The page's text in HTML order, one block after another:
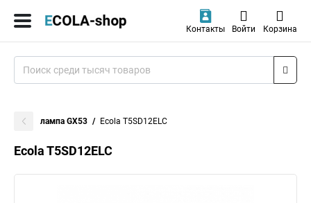
Контакты Войти Корзина
лампа GX53 Ecola T5SD12ELC
Ecola T5SD12ELC